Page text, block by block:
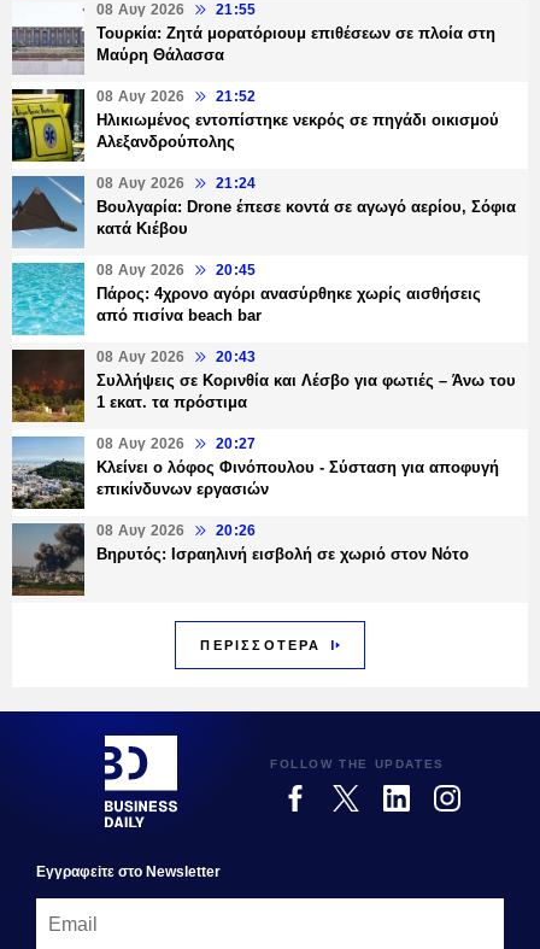
08 Αυγ 2026 21:55
Τουρκία: Ζητά μορατόριουμ επιθέσεων σε πλοία στη
Μαύρη Θάλασσα
08 Αυγ 2026 21:52
Ηλικιωμένος εντοπίστηκε νεκρός σε πηγάδι οικισμού
Αλεξανδρούπολης
08 Αυγ 2026 21:24
Βουλγαρία: Drone έπεσε κοντά σε αγωγό αερίου, Σόφια
κατά Κιέβου
08 Αυγ 2026 20:45
Πάρος: 4χρονο αγόρι ανασύρθηκε χωρίς αισθήσεις
από πισίνα beach bar
08 Αυγ 2026 20:43
Συλλήψεις σε Κορινθία και Λέσβο για φωτιές – Άνω του
1 εκατ. τα πρόστιμα
08 Αυγ 2026 20:27
Κλείνει ο λόφος Φινόπουλου - Σύσταση για αποφυγή
επικίνδυνων εργασιών
08 Αυγ 2026 20:26
Βηρυτός: Ισραηλινή εισβολή σε χωριό στον Νότο
ΠΕΡΙΣΣΟΤΕΡΑ
FOLLOW THE UPDATES
Εγγραφεiτε στο Newsletter